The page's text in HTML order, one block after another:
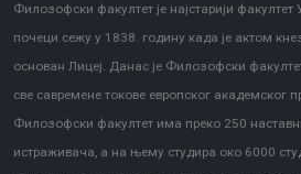
Филозофски факултет је најстарији факултет
почеци сежу у 1838. годину када је актом
основан Лицеј. Данас је Филозофски
све савремене токове европског академског
Филозофски факултет има преко 250
истраживача, а на њему студира око 6000